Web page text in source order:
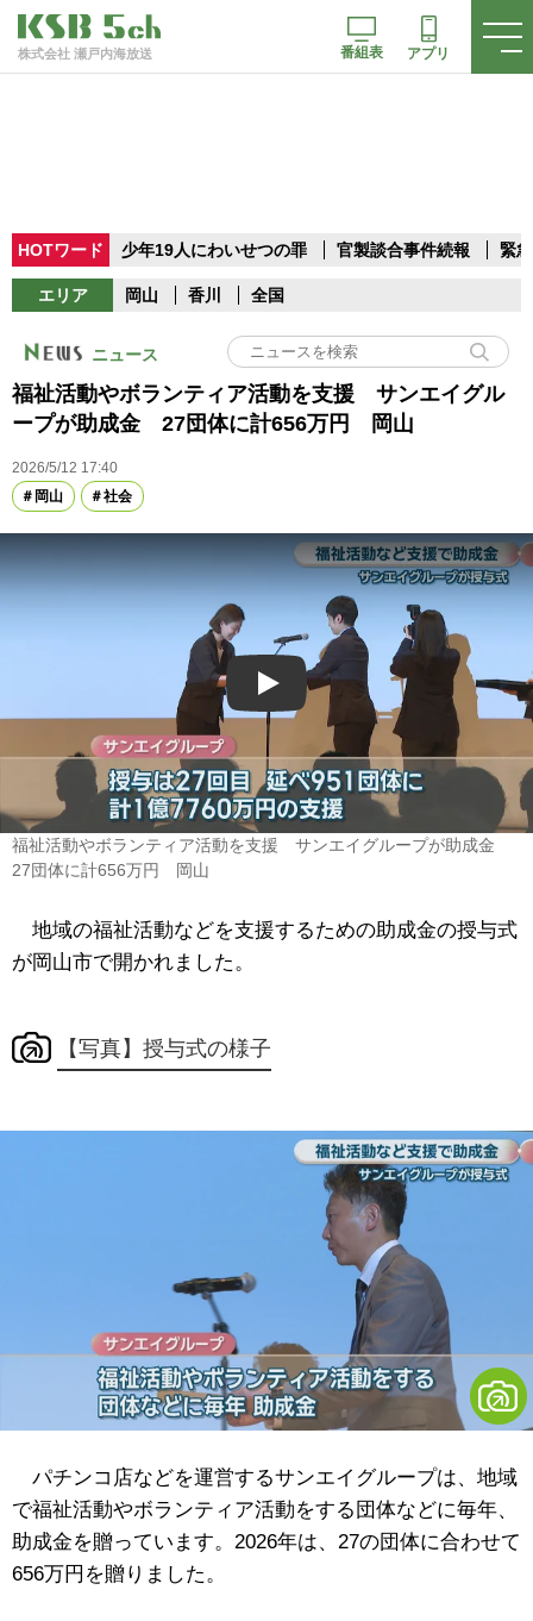
株式会社 瀬戸内海放送 番組表 アプリ
HOTワード 少年19人にわいせつの罪 官製談合事件続報 緊
エリア 岡山 香川 全国
ニュース
福祉活動やボランティア活動を支援 サンエイグル
ープが助成金 27団体に計656万円 岡山
2026/5/12 17:40
岡山
社会
Play
福祉活動やボランティア活動を支援 サンエイグループが助成金
27団体に計656万円 岡山
地域の福祉活動などを支援するための助成金の授与式
が岡山市で開かれました。
【写真】授与式の様子
パチンコ店などを運営するサンエイグループは、地域
で福祉活動やボランティア活動をする団体などに毎年、
助成金を贈っています。2026年は、27の団体に合わせて
656万円を贈りました。